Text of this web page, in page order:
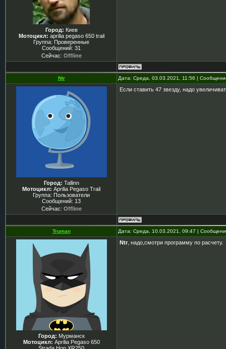
Город: Киев
Мотоцикл: aprilia pegaso 650 trail
Группа: Проверенные
Сообщений: 31
Сейчас: Offline
Ntr Дата: Среда, 03.03.2021, 11:56 |
Город: Tallinn
Мотоцикл: Aprilia Pegaso Trail
Группа: Пользователи
Сообщений: 13
Сейчас: Offline
Если ставить 47 звезду, надо
Truman Дата: Среда, 10.03.2021, 09:47 |
Город: Мурманск
Мотоцикл: Aprilia Pegaso 650
Ntr , надо,смотри программу по расчету.